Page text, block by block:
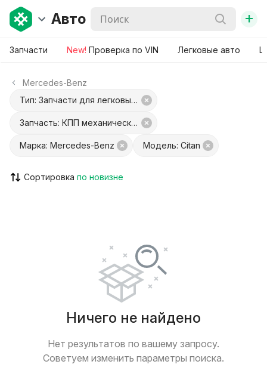
Авто +
Запчасти New! Проверка по VIN Легковые авто
Mercedes-Benz
Тип: Запчасти для легковых авто
Запчасть: КПП механическая (МКПП) 5-ступенчатая
Марка: Mercedes-Benz Модель: Citan
Сортировка
Ничего не найдено
Нет результатов по вашему запросу.
Советуем изменить параметры поиска.